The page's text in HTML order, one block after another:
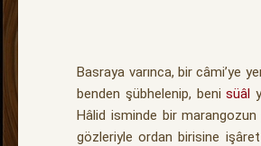
Basraya varınca, bir câmi’ye
benden şübhelenip, benisüâl
Hâlid isminde bir marangozun
gözleriyle ordan birisine